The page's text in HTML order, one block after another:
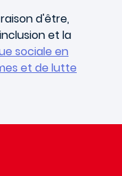
d'être,
et la
sociale en
et de lutte